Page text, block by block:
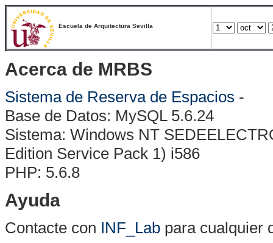
Escuela de Arquitectura Sevilla
Acerca de MRBS
Sistema de Reserva de Espacios -
Base de Datos: MySQL 5.6.24
Sistema: Windows NT
Edition Service Pack 1) i586
PHP: 5.6.8
Ayuda
Contacte con INF_Lab para cualquier